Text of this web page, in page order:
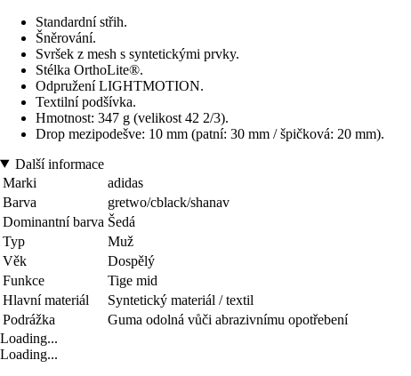
Standardní střih.
Šněrování.
Svršek z mesh s syntetickými prvky.
Stélka OrthoLite®.
Odpružení LIGHTMOTION.
Textilní podšívka.
Hmotnost: 347 g (velikost 42 2/3).
Drop mezipodešve: 10 mm (patní: 30 mm / špičková: 20 mm).
Další informace
Marki
adidas
Barva
gretwo/cblack/shanav
Dominantní barva Šedá
Typ
Muž
Věk
Dospělý
Funkce
Tige mid
Hlavní materiál
Syntetický materiál / textil
Podrážka
Guma odolná vůči abrazivnímu opotřebení
Loading...
Loading...